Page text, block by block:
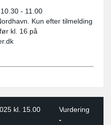
- 11.00
Kun efter tilmelding
kl. 16 på
kl. 15.00
Vurdering
-